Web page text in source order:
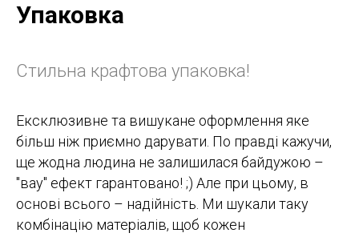
Упаковка
Стильна крафтова упаковка!
Ексклюзивне та вишукане оформлення яке
більш ніж приємно дарувати. По правді кажучи,
ще жодна людина не залишилася байдужою –
"вау" ефект гарантовано! ;) Але при цьому, в
основі всього – надійність. Ми шукали таку
комбінацію матеріалів, щоб кожен